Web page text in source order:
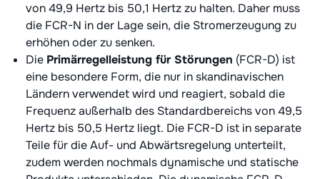
von 49,9 Hertz bis 50,1 Hertz zu halten. Daher muss
die FCR-N in der Lage sein, die Stromerzeugung zu
erhöhen oder zu senken.
Die Primärregelleistung für Störungen (FCR-D) ist
eine besondere Form, die nur in skandinavischen
Ländern verwendet wird und reagiert, sobald die
Frequenz außerhalb des Standardbereichs von 49,5
Hertz bis 50,5 Hertz liegt. Die FCR-D ist in separate
Teile für die Auf- und Abwärtsregelung unterteilt,
zudem werden nochmals dynamische und statische